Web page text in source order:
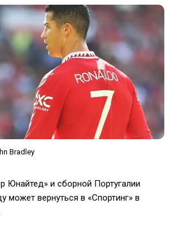
Bradley
Юнайтед» и сборной Португалии
может вернуться в «Спортинг» в